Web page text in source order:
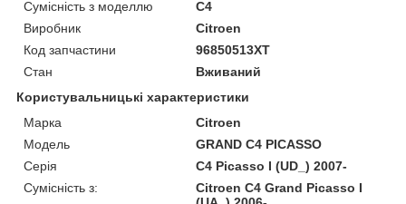
Сумісність з моделлю
C4
Виробник
Citroen
Код запчастини
96850513XT
Стан
Вживаний
Користувальницькі характеристики
Марка
Citroen
Модель
GRAND C4 PICASSO
Серія
C4 Picasso I (UD_) 2007-
Сумісність з:
Citroen C4 Grand Picasso I